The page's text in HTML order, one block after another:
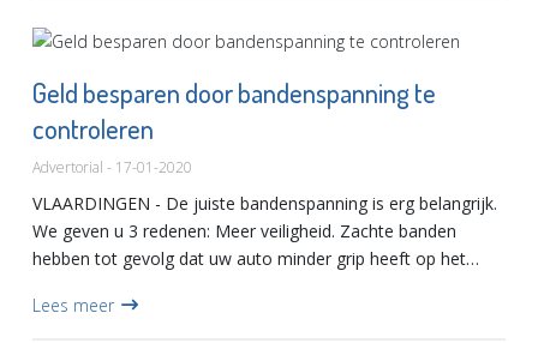
Geld besparen door bandenspanning te
controleren
Advertorial - 17-01-2020
VLAARDINGEN - De juiste bandenspanning is erg belangrijk.
We geven u 3 redenen: Meer veiligheid. Zachte banden
hebben tot gevolg dat uw auto minder grip heeft op het
slipkan...
Lees meer